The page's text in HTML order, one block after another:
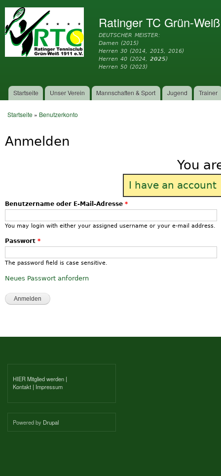
Ratinger TC Grün-
DEUTSCHER MEISTER:
Damen (2015)
Herren 30 (2014, 2015, 2016)
Herren 40 (2024,2025)
Herren 50 (2023)
Hauptmenü
Startseite Unser Verein Mannschaften & Sport Jugend Trainer
Startseite » Benutzerkonto
Anmelden
You
I have an account
Benutzername oder E-Mail-Adresse *
You may login with either your assigned username or your e-mail address.
Passwort *
The password field is case sensitive.
Neues Passwort anfordern
HIER Mitglied werden |
Kontakt | Impressum
Powered by Drupal